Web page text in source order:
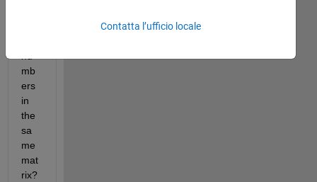
mb
ers
in
the
sa
me
mat
rix?
Contatta l’ufficio locale